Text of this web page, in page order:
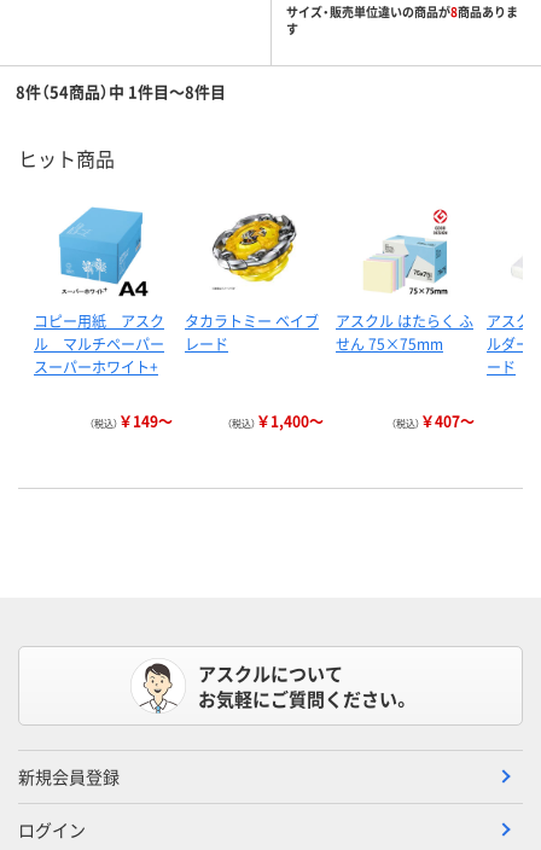
サイズ・販売単位違いの商品が8商品ありま
す
8件（54商品）中 1件目～8件目
ヒット商品
コピー用紙 アスク
ル マルチペーパー
スーパーホワイト+
（税込） ￥149～
タカラトミー ベイブ
レード
（税込） ￥1,400～
アスクル はたらく ふ
せん 75×75mm
（税込） ￥407～
アスク
ルダー
ード
アスクルについて
お気軽にご質問ください。
新規会員登録
ログイン